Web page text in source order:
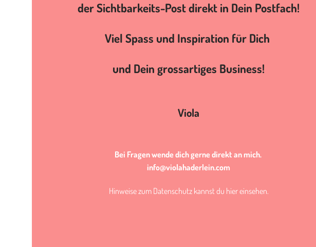
der Sichtbarkeits-Post direkt in Dein Postfach!
Viel Spass und Inspiration für Dich
und Dein grossartiges Business!
Viola
Bei Fragen wende dich gerne direkt an mich.
info@violahaderlein.com
Hinweise zum Datenschutz kannst du hiereinsehen.